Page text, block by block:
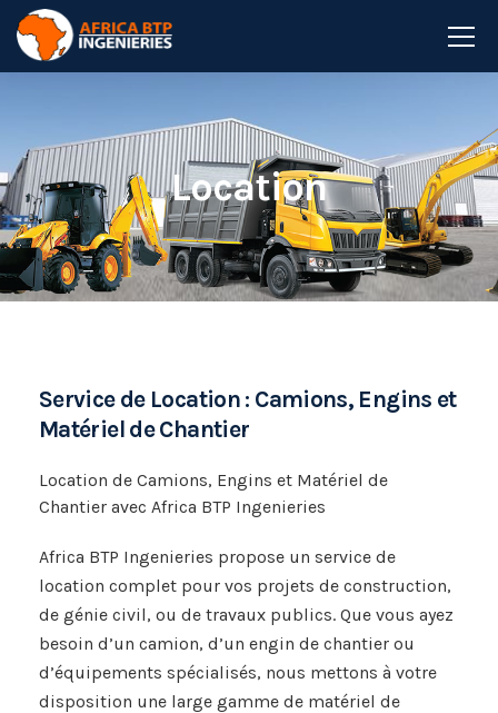
Location
Service de Location : Camions, Engins et
Matériel de Chantier
Location de Camions, Engins et Matériel de
Chantier avec Africa BTP Ingenieries
Africa BTP Ingenieries propose un service de
location complet pour vos projets de construction,
de génie civil, ou de travaux publics. Que vous ayez
besoin d’un camion, d’un engin de chantier ou
d’équipements spécialisés, nous mettons à votre
disposition une large gamme de matériel de